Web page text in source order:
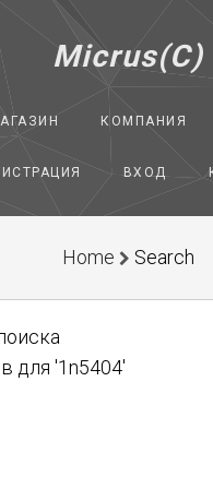
Micrus(C)
КОМПАНИЯ
ВХОД
Home Search
для '1n5404'